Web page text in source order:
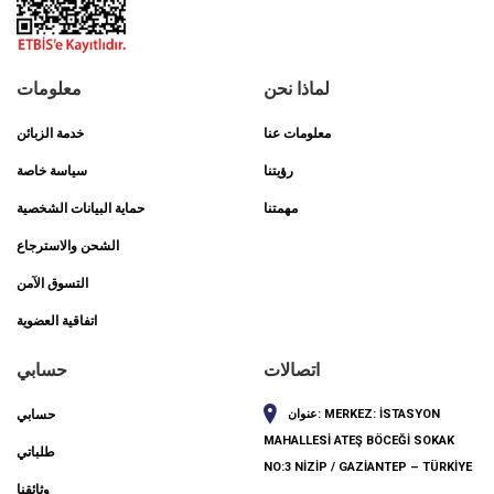
معلومات
خدمة الزبائن
سياسة خاصة
حماية البيانات الشخصية
الشحن والاسترجاع
التسوق الآمن
اتفاقية العضوية
لماذا نحن
معلومات عنا
رؤيتنا
مهمتنا
حسابي
حسابي
طلباتي
وثائقنا
اتصالات
عنوان: MERKEZ: İSTASYON
MAHALLESİ ATEŞ BÖCEĞİ SOKAK
NO:3 NİZİP / GAZİANTEP – TÜRKİYE